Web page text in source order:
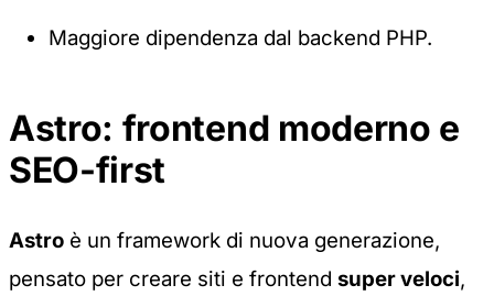
Maggiore dipendenza dal backend PHP.
Astro: frontend moderno e
SEO-first
Astro è un framework di nuova generazione,
pensato per creare siti e frontend super veloci,